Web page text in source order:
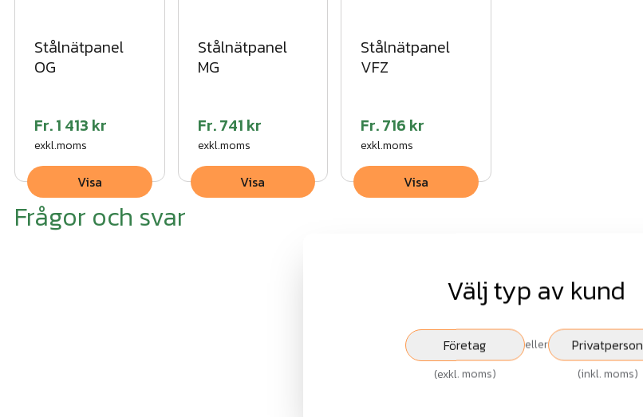
Stålnätpanel
OG
Fr.1 413 kr
exkl.moms
Visa
Stålnätpanel
MG
Fr.741 kr
exkl.moms
Visa
Stålnätpanel
VFZ
Fr.716 kr
exkl.moms
Visa
Frågor och svar
Välj typ av kund
Företag
(exkl. moms)
eller Privatperson
(inkl. moms)